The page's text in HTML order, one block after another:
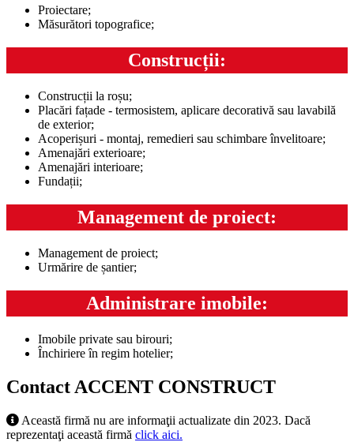
Proiectare;
Măsurători topografice;
Construcții:
Construcții la roșu;
Placări fațade - termosistem, aplicare decorativă sau lavabilă
de exterior;
Acoperișuri - montaj, remedieri sau schimbare învelitoare;
Amenajări exterioare;
Amenajări interioare;
Fundații;
Management de proiect:
Management de proiect;
Urmărire de șantier;
Administrare imobile:
Imobile private sau birouri;
Închiriere în regim hotelier;
Contact ACCENT CONSTRUCT
Această firmă nu are informaţii actualizate din 2023. Dacă
reprezentaţi această firmă click aici.